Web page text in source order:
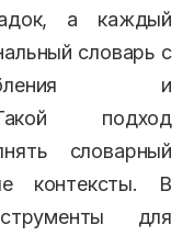
а каждый
словарь с
и
подход
словарный
контексты. В
для